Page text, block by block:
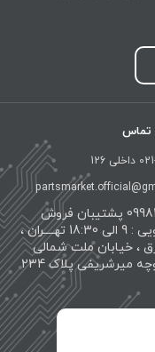
تماس
126
09981120998 پشتیبان فروش
پاسخگویی : 9 الی 18:30 تهــــران ،
، خیابان ملت شمالی
میرشریفی پلاک 234